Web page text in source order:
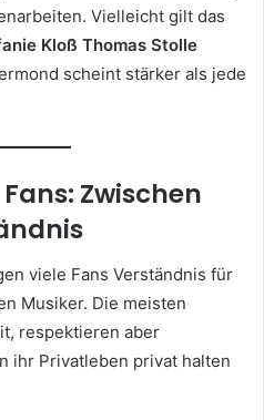
Vielleicht gilt das
Kloß Thomas Stolle
scheint stärker als jede
Zwischen
viele Fans Verständnis für
Musiker. Die meisten
respektieren aber
ihr Privatleben privat halten